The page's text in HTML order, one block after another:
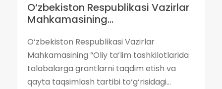
O‘zbekiston Respublikasi Vazirlar
Mahkamasining...
O‘zbekiston Respublikasi Vazirlar
Mahkamasining “Oliy ta’lim tashkilotlarida
talabalarga grantlarni taqdim etish va
qayta taqsimlash tartibi to‘g‘risidagi...